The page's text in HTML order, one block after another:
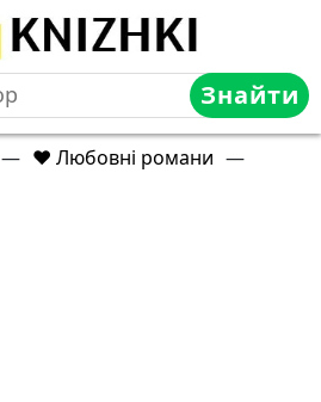
Знайти
— ❤️ Любовні романи —